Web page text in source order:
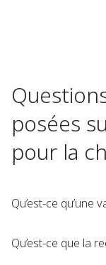
posées
pour la
Qu’est-ce qu’une
Qu’est-ce que la